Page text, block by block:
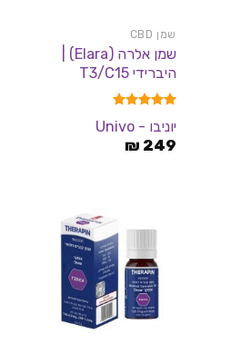
שמן CBD
שמן אלרה (Elara) |
היברידי T3/C15
מתוך 5
יוניבו - Univo
249
₪